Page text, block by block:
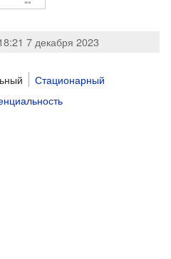
7 декабря 2023
Стационарный